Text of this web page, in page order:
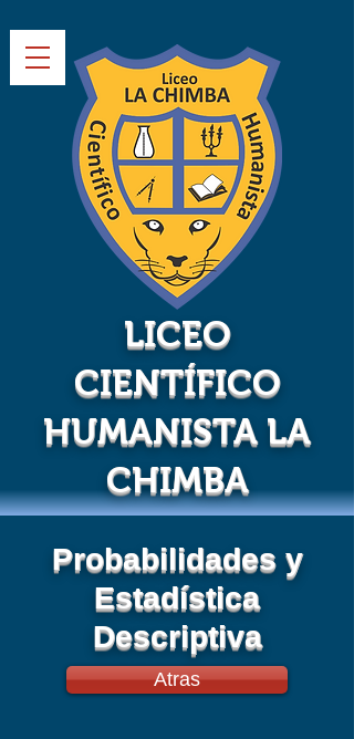
LICEO
CIENTÍFICO
HUMANISTA LA
CHIMBA
Probabilidades y
Estadística
Descriptiva
Atras